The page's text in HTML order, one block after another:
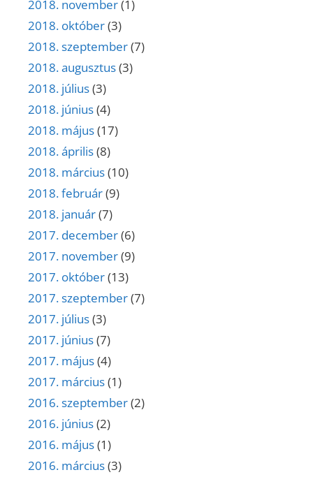
2018. november(1)
2018. október(3)
2018. szeptember(7)
2018. augusztus(3)
2018. július(3)
2018. június(4)
2018. május(17)
2018. április(8)
2018. március(10)
2018. február(9)
2018. január(7)
2017. december(6)
2017. november(9)
2017. október(13)
2017. szeptember(7)
2017. július(3)
2017. június(7)
2017. május(4)
2017. március(1)
2016. szeptember(2)
2016. június(2)
2016. május(1)
2016. március(3)